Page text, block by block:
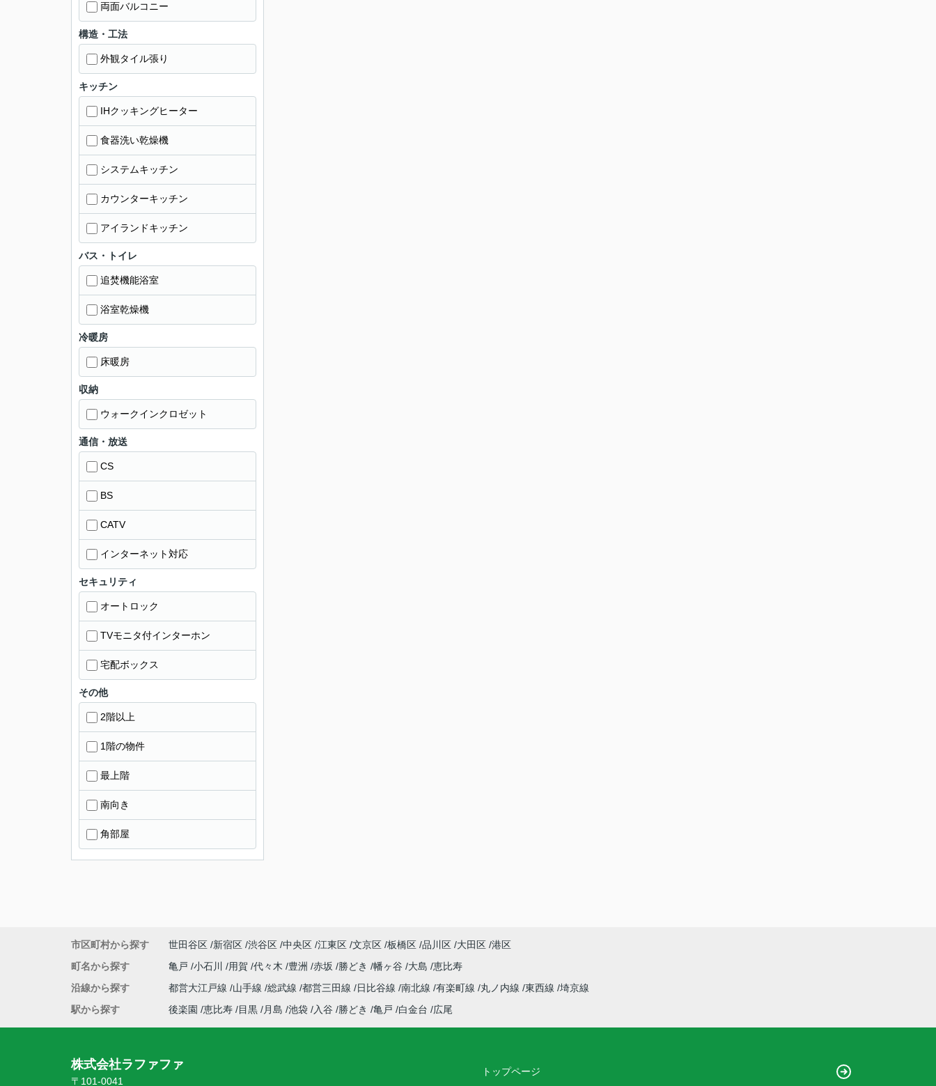
両面バルコニー
構造・工法
外観タイル張り
キッチン
IHクッキングヒーター
食器洗い乾燥機
システムキッチン
カウンターキッチン
アイランドキッチン
バス・トイレ
追焚機能浴室
浴室乾燥機
冷暖房
床暖房
収納
ウォークインクロゼット
通信・放送
CS
BS
CATV
インターネット対応
セキュリティ
オートロック
TVモニタ付インターホン
宅配ボックス
その他
2階以上
1階の物件
最上階
南向き
角部屋
市区町村から探す 世田谷区 新宿区 渋谷区 中央区 江東区 文京区 板橋区 品川区 大田区 港区
町名から探す
亀戸 小石川 用賀 代々木 豊洲 赤坂 勝どき 幡ヶ谷 大島 恵比寿
沿線から探す
都営大江戸線 山手線 総武線 都営三田線 日比谷線 南北線 有楽町線 丸ノ内線 東西線 埼京線
駅から探す
後楽園 恵比寿 目黒 月島 池袋 入谷 勝どき 亀戸 白金台 広尾
株式会社ラファファ
〒101-0041
トップページ